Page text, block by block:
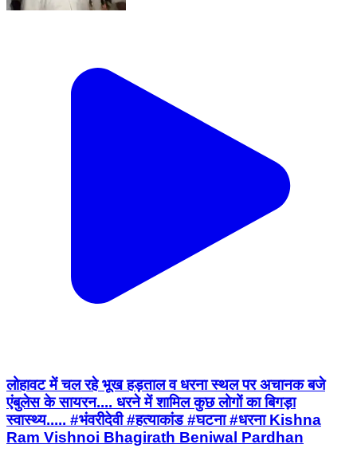
लोहावट में चल रहे भूख हड़ताल व धरना स्थल पर अचानक बजे
एंबुलेस के सायरन.... धरने में शामिल कुछ लोगों का बिगड़ा
स्वास्थ्य..... #भंवरीदेवी #हत्याकांड #घटना #धरना Kishna
Ram Vishnoi Bhagirath Beniwal Pardhan